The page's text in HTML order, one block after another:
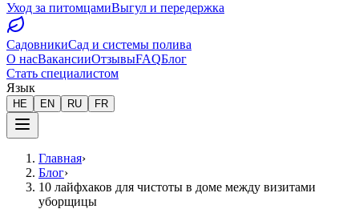
Уход за питомцамиВыгул и передержка
СадовникиСад и системы полива
О насВакансииОтзывыFAQБлог
Стать специалистом
Язык
HE EN RU FR
Главная›
Блог›
10 лайфхаков для чистоты в доме между визитами
уборщицы